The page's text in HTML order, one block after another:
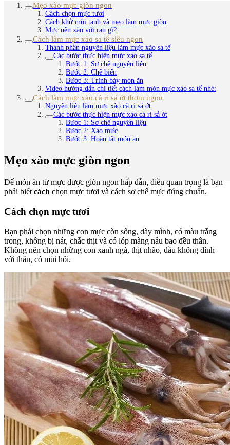
Mẹo xào mực giòn ngon
Cách chọn mực tươi
Cách khử mùi tanh và mẹo làm mực giòn
Mực nên xào với rau gì?
Cách làm mực xào sa tế siêu ngon
Thành phần nguyên liệu làm mực xào sa tế
Các bước thực hiện mực xào sa tế
Bước 1: Sơ chế nguyên liệu
Bước 2: Chế biến
Bước 3: Trình bày món ăn
Video hướng dẫn chi tiết cách làm món mực xào sa tế nhé:
Cách làm mực xào cà ri sả ớt thơm ngon
Nguyên liệu làm mực xào cà ri sả ớt
Các bước thực hiện mực xào cà ri sả ớt
Bước 1: Sơ chế nguyên liệu
Bước 2: Xào mực
Bước 3: Hoàn tất món ăn
Mẹo xào mực giòn ngon
Để món ăn từ mực được giòn ngon hấp dẫn, điều quan trọng là bạn
phải biết cách chọn mực tươi và cách sơ chế mực đúng chuẩn.
Cách chọn mực tươi
Bạn phải chọn những con mực còn sống, dày mình, có màu trắng
trong, không bị nát, chắc thịt và có lóp màng nâu bao đều thân.
Không nên chọn những con xanh ngà, thịt nhão, đầu không dính
với thân, có mùi hôi.